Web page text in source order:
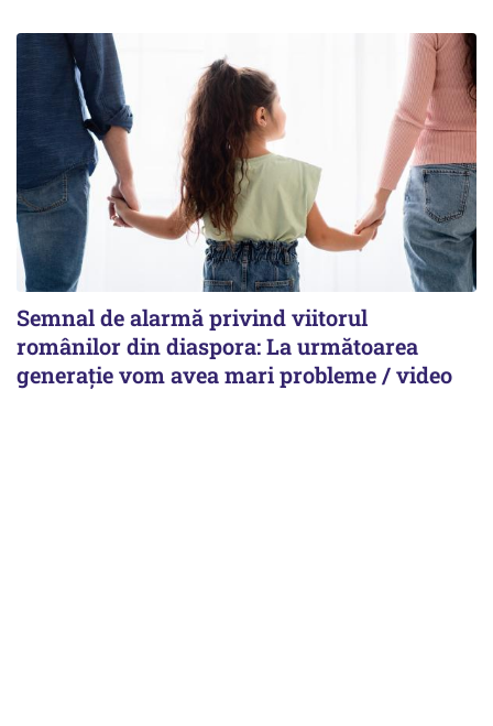
Semnal de alarmă privind viitorul
românilor din diaspora: La următoarea
generație vom avea mari probleme / video